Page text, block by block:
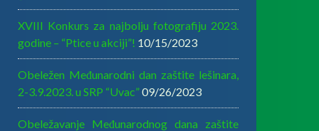
XVIII Konkurs za najbolju fotografiju 2023.
godine – “Ptice u akciji”! 10/15/2023
Obeležen Međunarodni dan zaštite lešinara,
2-3.9.2023. u SRP “Uvac”09/26/2023
Obeležavanje Međunarodnog dana zaštite